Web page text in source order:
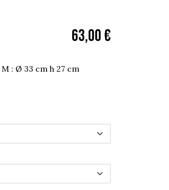
63,00 €
: Ø 33 cm h 27 cm